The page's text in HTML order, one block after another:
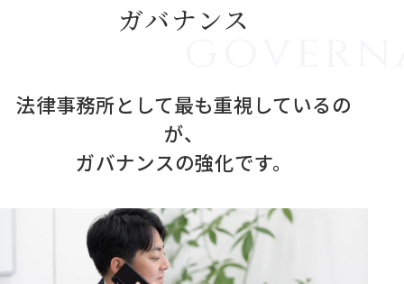
ガバナンス
法律事務所として最も重視しているの
が、
ガバナンスの強化です。